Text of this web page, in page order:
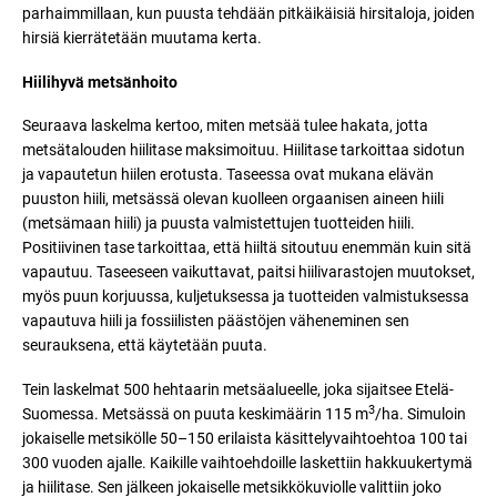
parhaimmillaan, kun puusta tehdään pitkäikäisiä hirsitaloja, joiden
hirsiä kierrätetään muutama kerta.
Hiilihyvä metsänhoito
Seuraava laskelma kertoo, miten metsää tulee hakata, jotta
metsätalouden hiilitase maksimoituu. Hiilitase tarkoittaa sidotun
ja vapautetun hiilen erotusta. Taseessa ovat mukana elävän
puuston hiili, metsässä olevan kuolleen orgaanisen aineen hiili
(metsämaan hiili) ja puusta valmistettujen tuotteiden hiili.
Positiivinen tase tarkoittaa, että hiiltä sitoutuu enemmän kuin sitä
vapautuu. Taseeseen vaikuttavat, paitsi hiilivarastojen muutokset,
myös puun korjuussa, kuljetuksessa ja tuotteiden valmistuksessa
vapautuva hiili ja fossiilisten päästöjen väheneminen sen
seurauksena, että käytetään puuta.
Tein laskelmat 500 hehtaarin metsäalueelle, joka sijaitsee Etelä-
Suomessa. Metsässä on puuta keskimäärin 115 m3/ha. Simuloin
jokaiselle metsikölle 50–150 erilaista käsittelyvaihtoehtoa 100 tai
300 vuoden ajalle. Kaikille vaihtoehdoille laskettiin hakkuukertymä
ja hiilitase. Sen jälkeen jokaiselle metsikkökuviolle valittiin joko